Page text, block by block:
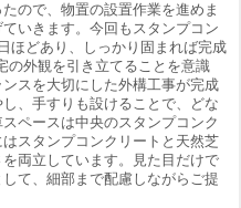
ので、物置の設置作業を進めま
いきます。今回もスタンプコン
ほどあり、しっかり固まれば完成
の外観を引き立てることを意識
スを大切にした外構工事が完成
、手すりも設けることで、どな
ペースは中央のスタンプコンク
スタンプコンクリートと天然芝
両立しています。見た目だけで
て、細部まで配慮しながらご提